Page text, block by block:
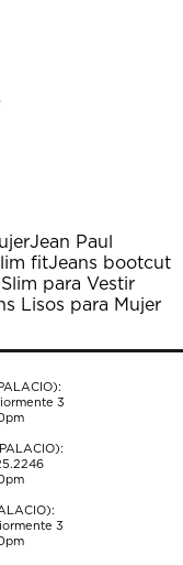
Jean Paul
fitJeans bootcut
para Vestir
Lisos para Mujer
3
3